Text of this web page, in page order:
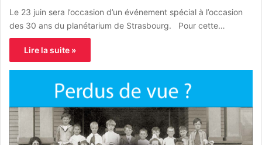
Le 23 juin sera l’occasion d’un événement spécial à l’occasion
des 30 ans du planétarium de Strasbourg. Pour cette…
Lire la suite »